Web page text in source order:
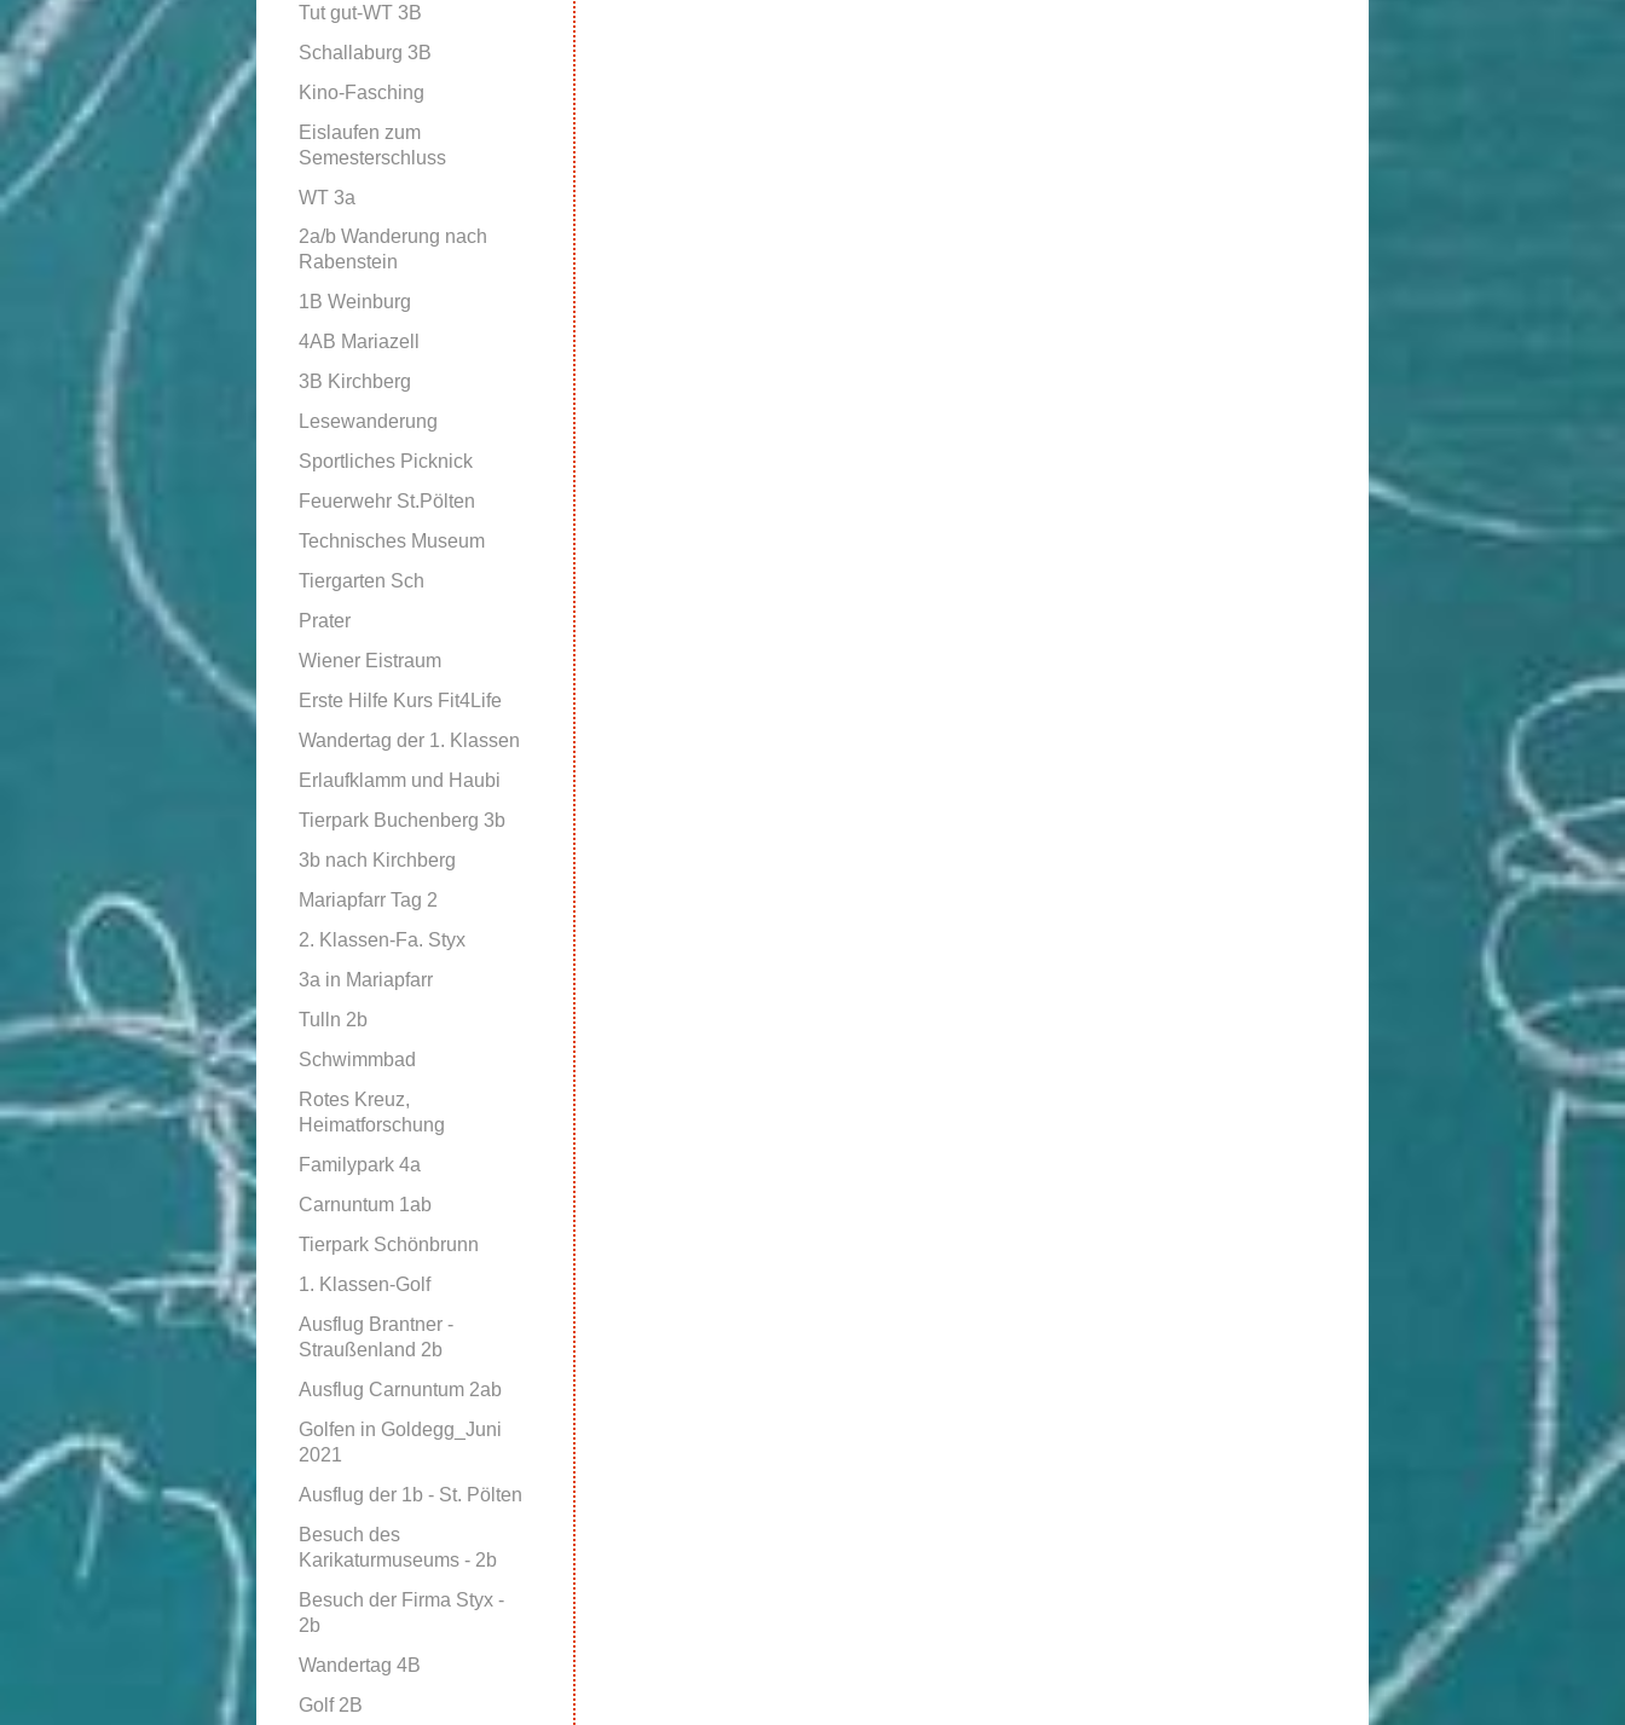
Tut gut-WT 3B
Schallaburg 3B
Kino-Fasching
Eislaufen zum
Semesterschluss
WT 3a
2a/b Wanderung nach
Rabenstein
1B Weinburg
4AB Mariazell
3B Kirchberg
Lesewanderung
Sportliches Picknick
Feuerwehr St.Pölten
Technisches Museum
Tiergarten Sch
Prater
Wiener Eistraum
Erste Hilfe Kurs Fit4Life
Wandertag der 1. Klassen
Erlaufklamm und Haubi
Tierpark Buchenberg 3b
3b nach Kirchberg
Mariapfarr Tag 2
2. Klassen-Fa. Styx
3a in Mariapfarr
Tulln 2b
Schwimmbad
Rotes Kreuz,
Heimatforschung
Familypark 4a
Carnuntum 1ab
Tierpark Schönbrunn
1. Klassen-Golf
Ausflug Brantner -
Straußenland 2b
Ausflug Carnuntum 2ab
Golfen in Goldegg_Juni
2021
Ausflug der 1b - St. Pölten
Besuch des
Karikaturmuseums - 2b
Besuch der Firma Styx -
2b
Wandertag 4B
Golf 2B